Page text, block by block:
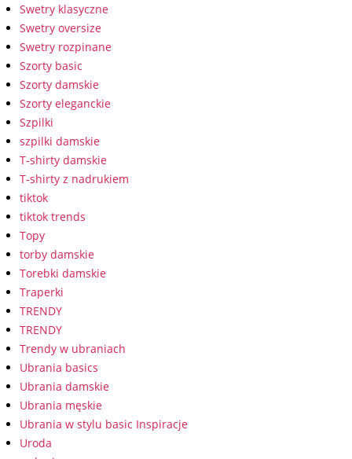
Swetry klasyczne
Swetry oversize
Swetry rozpinane
Szorty basic
Szorty damskie
Szorty eleganckie
Szpilki
szpilki damskie
T-shirty damskie
T-shirty z nadrukiem
tiktok
tiktok trends
Topy
torby damskie
Torebki damskie
Traperki
TRENDY
TRENDY
Trendy w ubraniach
Ubrania basics
Ubrania damskie
Ubrania męskie
Ubrania w stylu basic Inspiracje
Uroda